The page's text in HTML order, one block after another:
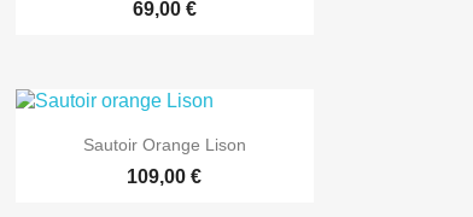
69,00 €
 Aperçu rapide
Sautoir Orange Lison
109,00 €